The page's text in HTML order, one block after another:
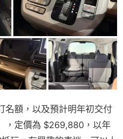
名額，以及預計明年初交付
，定價為 $269,880，以年